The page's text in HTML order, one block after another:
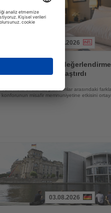
04.08.2026
Araştırma 20 otel değerlendirme
platformunu karşılaştırdı
Yeni meta sıralama, platformlar arasındaki
konforunun misafir memnuniyetine etkisini
03.08.2026